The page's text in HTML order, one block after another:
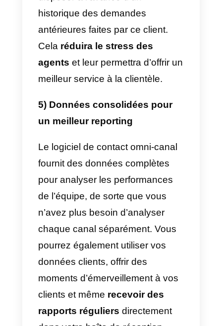
données relatives aux clients
aux canaux à partir d’une seule
interface. Il aidera également
votre entreprise à se tenir au
technologies émergentes sur le
3) Augmentation des ventes et
de la rentabilité
La gestion séparée des différents
canaux de communication
entraîne l’omission ou la perte
d’informations. En outre, la
gestion simultanée de plusieurs
canaux d’assistance tend à